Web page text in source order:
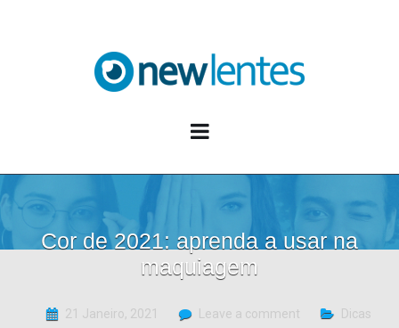
Cor de 2021: aprenda a usar na
maquiagem
21 Janeiro, 2021 Leave a comment Dicas